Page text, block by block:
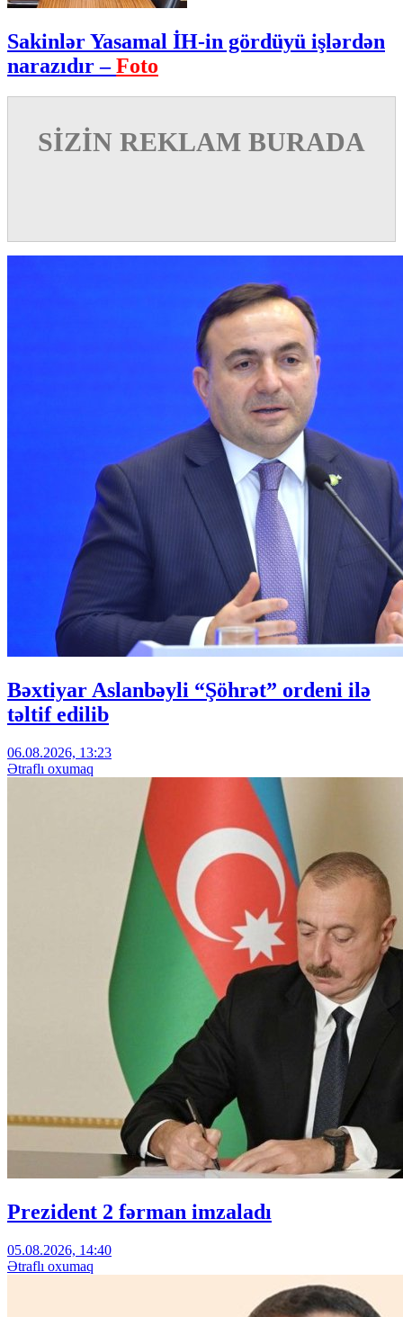
Sakinlər Yasamal İH-in gördüyü işlərdən
narazıdır –Foto
SİZİN REKLAM BURADA
Bəxtiyar Aslanbəyli “Şöhrət” ordeni ilə
təltif edilib
06.08.2026, 13:23
Ətraflı oxumaq
Prezident 2 fərman imzaladı
05.08.2026, 14:40
Ətraflı oxumaq